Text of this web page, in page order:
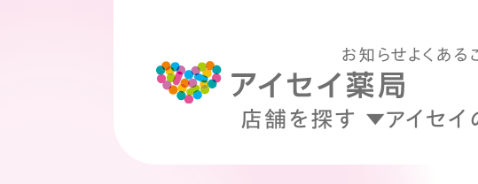
お知らせよくある
店舗を探す アイセイ